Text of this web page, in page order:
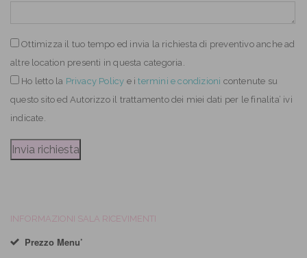
Ottimizza il tuo tempo ed invia la richiesta di preventivo anche ad
altre location presenti in questa categoria.
Ho letto la Privacy Policy e itermini e condizioni contenute su
questo sito ed Autorizzo il trattamento dei miei dati per le finalita’ ivi
indicate.
INFORMAZIONI SALA RICEVIMENTI
Prezzo Menu’